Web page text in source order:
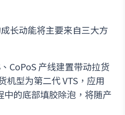
长动能将主要来自三大方
CoPoS 产线建置带动拉货
机型为第二代 VTS，应用
中的底部填胶除泡，将随产